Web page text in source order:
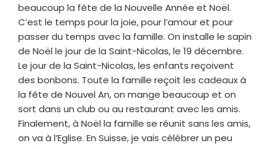
beaucoup la fête de la Nouvelle Année et Noël.
C’est le temps pour la joie, pour l’amour et pour
passer du temps avec la famille. On installe le sapin
de Noël le jour de la Saint-Nicolas, le 19 décembre.
Le jour de la Saint-Nicolas, les enfants reçoivent
des bonbons. Toute la famille reçoit les cadeaux à
la fête de Nouvel An, on mange beaucoup et on
sort dans un club ou au restaurant avec les amis.
Finalement, à Noël la famille se réunit sans les amis,
on va à l’Eglise. En Suisse, je vais célébrer un peu